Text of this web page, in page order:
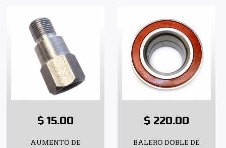
$ 15.00
AUMENTO DE
$ 220.00
BALERO DOBLE DE